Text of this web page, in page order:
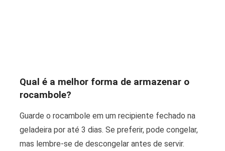
Qual é a melhor forma de armazenar o
rocambole?
Guarde o rocambole em um recipiente fechado na
geladeira por até 3 dias. Se preferir, pode congelar,
mas lembre-se de descongelar antes de servir.